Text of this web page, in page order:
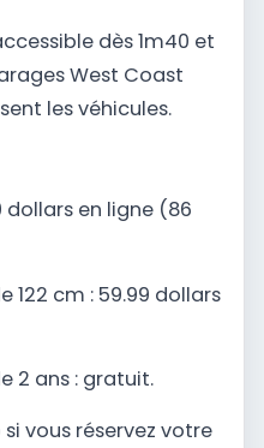
dès 1m40 et
West Coast
les véhicules.
dollars en ligne (86
122 cm : 59.99 dollars
2 ans : gratuit.
vous réservez votre